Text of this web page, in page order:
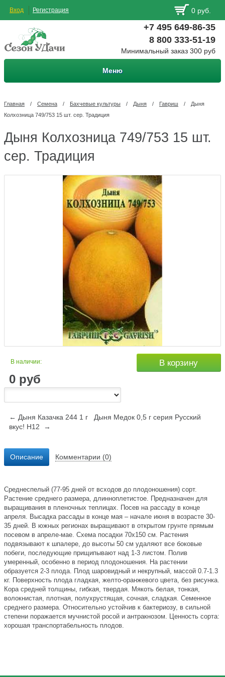
Вход Регистрация 0 руб.
+7 495 649-86-35
8 800 333-51-19
Минимальный заказ 300 руб
Меню
Главная / Семена / Бахчевые культуры / Дыня / Гавриш /
Дыня
Колхозница 749/753 15 шт. сер. Традиция
Дыня Колхозница 749/753 15 шт.
сер. Традиция
В наличии:
0 руб
В корзину
← Дыня Казачка 244 1 г
Дыня Медок 0,5 г серия Русский
вкус! Н12 →
Описание Комментарии (0)
Среднеспелый (77-95 дней от всходов до плодоношения) сорт.
Растение среднего размера, длинноплетистое. Предназначен для
выращивания в пленочных теплицах. Посев на рассаду в конце
апреля. Высадка рассады в конце мая – начале июня в возрасте 30-
35 дней. В южных регионах выращивают в открытом грунте прямым
посевом в апреле-мае. Схема посадки 70х150 см. Растения
подвязывают к шпалере, до высоты 50 см удаляют все боковые
побеги, последующие прищипывают над 1-3 листом. Полив
умеренный, особенно в период плодоношения. На растении
образуется 2-3 плода. Плод шаровидный и некрупный, массой 0.7-1.3
кг. Поверхность плода гладкая, желто-оранжевого цвета, без рисунка.
Кора средней толщины, гибкая, твердая. Мякоть белая, тонкая,
волокнистая, плотная, полухрустящая, сочная, сладкая. Семенное
среднего размера. Относительно устойчив к бактериозу, в сильной
степени поражается мучнистой росой и антракнозом. Ценность сорта:
хорошая транспортабельность плодов.